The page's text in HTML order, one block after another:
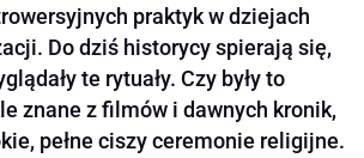
praktyk w dziejach
Do dziś historycy spierają się,
te rytuały. Czy były to
znane z filmów i dawnych kronik,
pełne ciszy ceremonie religijne.